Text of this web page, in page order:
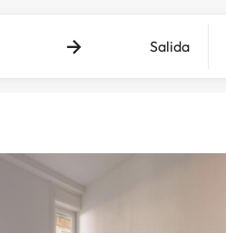
Salida